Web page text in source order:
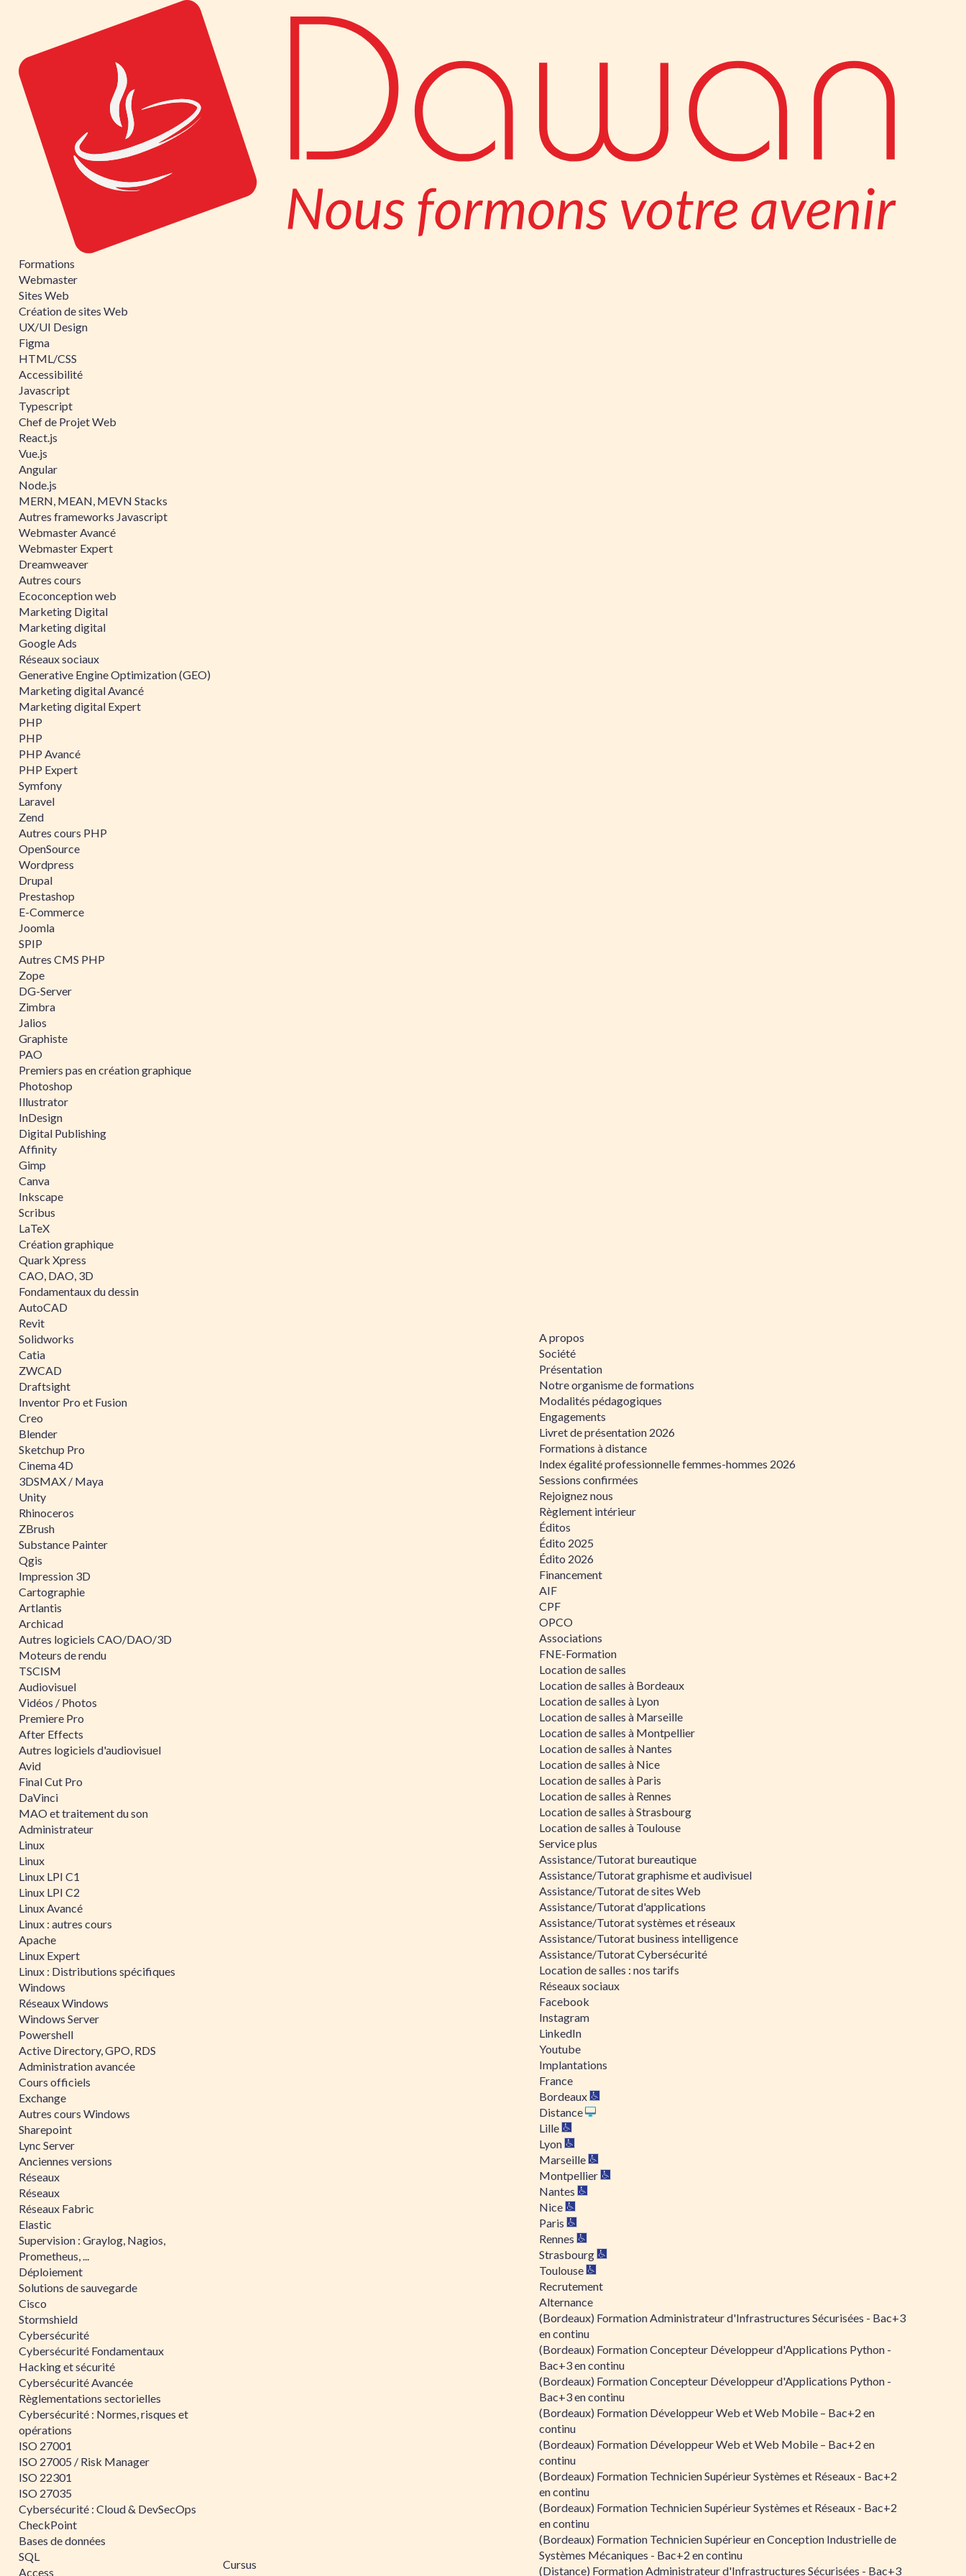
Formations
Webmaster
Sites Web
Création de sites Web
UX/UI Design
Figma
HTML/CSS
Accessibilité
Javascript
Typescript
Chef de Projet Web
React.js
Vue.js
Angular
Node.js
MERN, MEAN, MEVN Stacks
Autres frameworks Javascript
Webmaster Avancé
Webmaster Expert
Dreamweaver
Autres cours
Ecoconception web
Marketing Digital
Marketing digital
Google Ads
Réseaux sociaux
Generative Engine Optimization (GEO)
Marketing digital Avancé
Marketing digital Expert
PHP
PHP
PHP Avancé
PHP Expert
Symfony
Laravel
Zend
Autres cours PHP
OpenSource
Wordpress
Drupal
Prestashop
E-Commerce
Joomla
SPIP
Autres CMS PHP
Zope
DG-Server
Zimbra
Jalios
Graphiste
PAO
Premiers pas en création graphique
Photoshop
Illustrator
InDesign
Digital Publishing
Affinity
Gimp
Canva
Inkscape
Scribus
LaTeX
Création graphique
Quark Xpress
CAO, DAO, 3D
Fondamentaux du dessin
AutoCAD
Revit
Solidworks
Catia
ZWCAD
Draftsight
Inventor Pro et Fusion
Creo
Blender
Sketchup Pro
Cinema 4D
3DSMAX / Maya
Unity
Rhinoceros
ZBrush
Substance Painter
Qgis
Impression 3D
Cartographie
Artlantis
Archicad
Autres logiciels CAO/DAO/3D
Moteurs de rendu
TSCISM
Audiovisuel
Vidéos / Photos
Premiere Pro
After Effects
Autres logiciels d'audiovisuel
Avid
Final Cut Pro
DaVinci
MAO et traitement du son
Administrateur
Linux
Linux
Linux LPI C1
Linux LPI C2
Linux Avancé
Linux : autres cours
Apache
Linux Expert
Linux : Distributions spécifiques
Windows
Réseaux Windows
Windows Server
Powershell
Active Directory, GPO, RDS
Administration avancée
Cours officiels
Exchange
Autres cours Windows
Sharepoint
Lync Server
Anciennes versions
Réseaux
Réseaux
Réseaux Fabric
Elastic
Supervision : Graylog, Nagios,
Prometheus, ...
Déploiement
Solutions de sauvegarde
Cisco
Stormshield
Cybersécurité
Cybersécurité Fondamentaux
Hacking et sécurité
Cybersécurité Avancée
Règlementations sectorielles
Cybersécurité : Normes, risques et
opérations
ISO 27001
ISO 27005 / Risk Manager
ISO 22301
ISO 27035
Cybersécurité : Cloud & DevSecOps
CheckPoint
Bases de données
SQL
Access
Cursus
A propos
Société
Présentation
Notre organisme de formations
Modalités pédagogiques
Engagements
Livret de présentation 2026
Formations à distance
Index égalité professionnelle femmes-hommes 2026
Sessions confirmées
Rejoignez nous
Règlement intérieur
Éditos
Édito 2025
Édito 2026
Financement
AIF
CPF
OPCO
Associations
FNE-Formation
Location de salles
Location de salles à Bordeaux
Location de salles à Lyon
Location de salles à Marseille
Location de salles à Montpellier
Location de salles à Nantes
Location de salles à Nice
Location de salles à Paris
Location de salles à Rennes
Location de salles à Strasbourg
Location de salles à Toulouse
Service plus
Assistance/Tutorat bureautique
Assistance/Tutorat graphisme et audivisuel
Assistance/Tutorat de sites Web
Assistance/Tutorat d'applications
Assistance/Tutorat systèmes et réseaux
Assistance/Tutorat business intelligence
Assistance/Tutorat Cybersécurité
Location de salles : nos tarifs
Réseaux sociaux
Facebook
Instagram
LinkedIn
Youtube
Implantations
France
Bordeaux
Distance
Lille
Lyon
Marseille
Montpellier
Nantes
Nice
Paris
Rennes
Strasbourg
Toulouse
Recrutement
Alternance
(Bordeaux) Formation Administrateur d'Infrastructures Sécurisées - Bac+3
en continu
(Bordeaux) Formation Concepteur Développeur d'Applications Python -
Bac+3 en continu
(Bordeaux) Formation Concepteur Développeur d'Applications Python -
Bac+3 en continu
(Bordeaux) Formation Développeur Web et Web Mobile – Bac+2 en
continu
(Bordeaux) Formation Développeur Web et Web Mobile – Bac+2 en
continu
(Bordeaux) Formation Technicien Supérieur Systèmes et Réseaux - Bac+2
en continu
(Bordeaux) Formation Technicien Supérieur Systèmes et Réseaux - Bac+2
en continu
(Bordeaux) Formation Technicien Supérieur en Conception Industrielle de
Systèmes Mécaniques - Bac+2 en continu
(Distance) Formation Administrateur d'Infrastructures Sécurisées - Bac+3